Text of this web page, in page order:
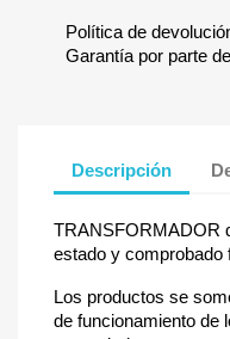
Política de
Garantía por parte
Descripción
TRANSFORMADOR
estado y comprobado
Los productos se
de funcionamiento de